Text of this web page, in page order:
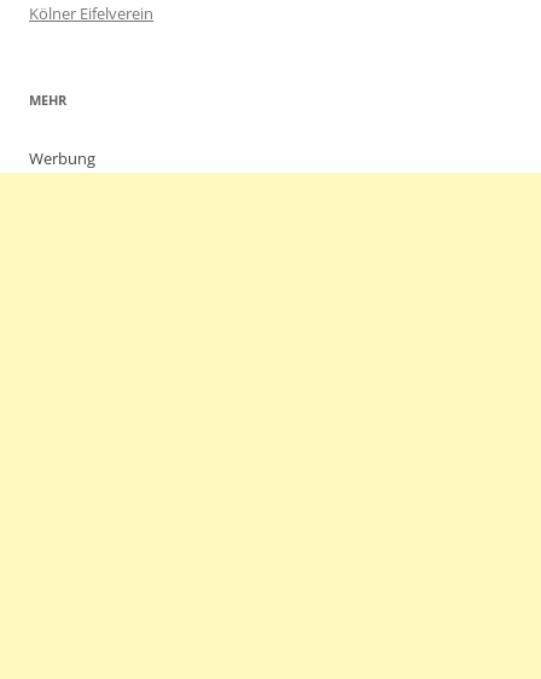
Kölner Eifelverein
MEHR
Werbung